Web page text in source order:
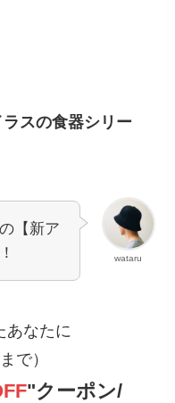
スの食器シリー
wataru
【新ア
あなたに
で）
"クーポン/